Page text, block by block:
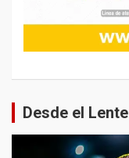
Desde el Lente